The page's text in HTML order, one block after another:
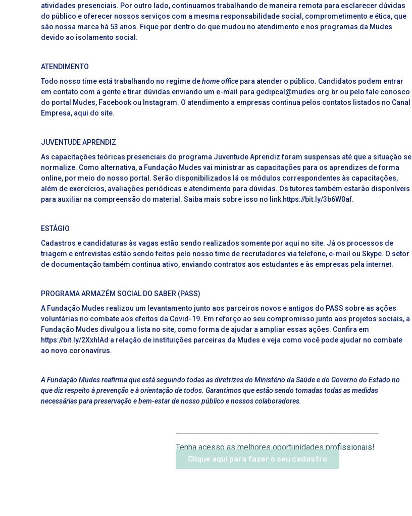
atividades presenciais. Por outro lado, continuamos trabalhando de maneira remota para esclarecer dúvidas
do público e oferecer nossos serviços com a mesma responsabilidade social, comprometimento e ética, que
são nossa marca há 53 anos. Fique por dentro do que mudou no atendimento e nos programas da Mudes
devido ao isolamento social.
ATENDIMENTO
Todo nosso time está trabalhando no regime dehome office para atender o público. Candidatos podem entrar
em contato com a gente e tirar dúvidas enviando um e-mail para gedipcal@mudes.org.br ou pelo fale conosco
do portal Mudes, Facebook ou Instagram. O atendimento a empresas continua pelos contatos listados no Canal
Empresa, aqui do site.
JUVENTUDE APRENDIZ
As capacitações teóricas presenciais do programa Juventude Aprendiz foram suspensas até que a situação se
normalize. Como alternativa, a Fundação Mudes vai ministrar as capacitações para os aprendizes de forma
online, por meio do nosso portal. Serão disponibilizados lá os módulos correspondentes às capacitações,
além de exercícios, avaliações periódicas e atendimento para dúvidas. Os tutores também estarão disponíveis
para auxiliar na compreensão do material. Saiba mais sobre isso no link https://bit.ly/3b6W0af.
ESTÁGIO
Cadastros e candidaturas às vagas estão sendo realizados somente por aqui no site. Já os processos de
triagem e entrevistas estão sendo feitos pelo nosso time de recrutadores via telefone, e-mail ou Skype. O setor
de documentação também continua ativo, enviando contratos aos estudantes e às empresas pela internet.
PROGRAMA ARMAZÉM SOCIAL DO SABER (PASS)
A Fundação Mudes realizou um levantamento junto aos parceiros novos e antigos do PASS sobre as ações
voluntárias no combate aos efeitos da Covid-19. Em reforço ao seu compromisso junto aos projetos sociais, a
Fundação Mudes divulgou a lista no site, como forma de ajudar a ampliar essas ações. Confira em
https://bit.ly/2XxhIAd a relação de instituições parceiras da Mudes e veja como você pode ajudar no combate
ao novo coronavírus.
A Fundação Mudes reafirma que está seguindo todas as diretrizes do Ministério da Saúde e do Governo do Estado no
que diz respeito à prevenção e à orientação de todos. Garantimos que estão sendo tomadas todas as medidas
necessárias para preservação e bem-estar de nosso público e nossos colaboradores.
Tenha acesso as melhores oportunidades profissionais!
Clique aqui para fazer o seu cadastro